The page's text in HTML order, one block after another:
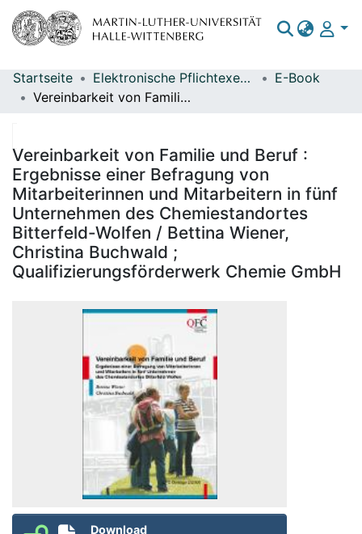
Bereiche & Sammlungen
Statistiken
Startseite Elektronische Pflichtexemplare
E-Book
Vereinbarkeit von Familie und Beruf : Ergebnisse einer Befragung von Mitarbeiterinnen und Mitarbeitern in fünf Unternehmen des Chemiestandortes Bitterfeld-Wolfen / Bettina Wiener, Christina Buchwald ; Qualifizierungsförderwerk Chemie GmbH
Vereinbarkeit von Familie und Beruf :
Ergebnisse einer Befragung von
Mitarbeiterinnen und Mitarbeitern in fünf
Unternehmen des Chemiestandortes
Bitterfeld-Wolfen / Bettina Wiener,
Christina Buchwald ;
Qualifizierungsförderwerk Chemie GmbH
Download